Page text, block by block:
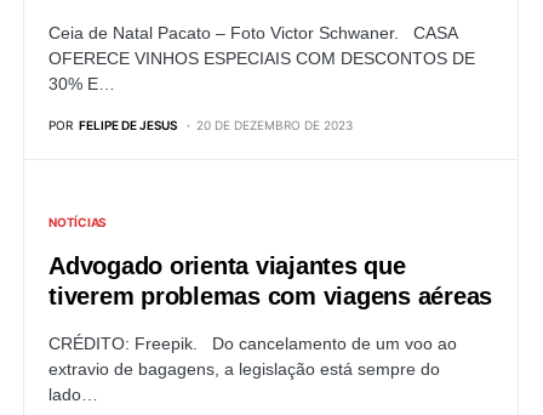
Ceia de Natal Pacato – Foto Victor Schwaner. CASA
OFERECE VINHOS ESPECIAIS COM DESCONTOS DE
30% E…
POR FELIPE DE JESUS 20 DE DEZEMBRO DE 2023
NOTÍCIAS
Advogado orienta viajantes que
tiverem problemas com viagens aéreas
CRÉDITO: Freepik. Do cancelamento de um voo ao
extravio de bagagens, a legislação está sempre do
lado…